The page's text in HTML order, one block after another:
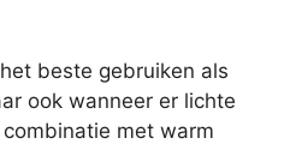
beste gebruiken als
ook wanneer er lichte
met warm